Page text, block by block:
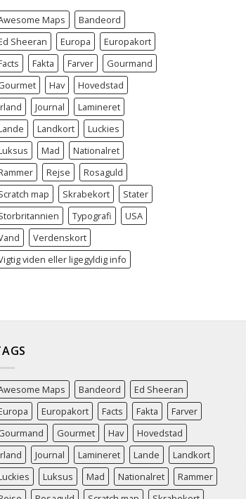
Maps
Bandeord
Sheeran
Europa
Europakort
Fakta Farver
Gourmand
Hav
Hovedstad
Journal
Lamineret
Landkort
Luckies
Mad
Nationalret
Rejse
Rosaguld
map
Skrabekort
Stater
Typografi
USA
Verdenskort
viden eller ligegyldig info
Maps Bandeord
Ed Sheeran
Europakort Facts Fakta
Farver
Gourmet Hav
Hovedstad
Journal Lamineret Lande
Landkort
Luksus Mad Nationalret
Rammer